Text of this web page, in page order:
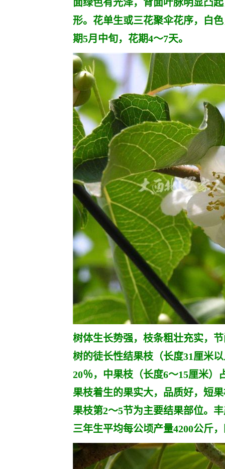
面绿色有光泽，背面叶脉明显凸
形。花单生或三花聚伞花序，白
期5月中旬，花期4～7天。
树体生长势强，枝条粗壮充实，
树的徒长性结果枝（长度31厘米
20％，中果枝（长度6～15厘米）
果枝着生的果实大，品质好，短
果枝第2～5节为主要结果部位。
三年生平均每公顷产量4200公斤